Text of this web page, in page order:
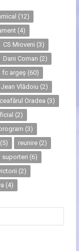
(12)
(4)
CS Mioveni (3)
Dani Coman (2)
fc argeș (60)
Jean Vlădoiu (2)
Oradea (3)
(2)
(3)
reunire(2)
suporteri (6)
(2)
(4)